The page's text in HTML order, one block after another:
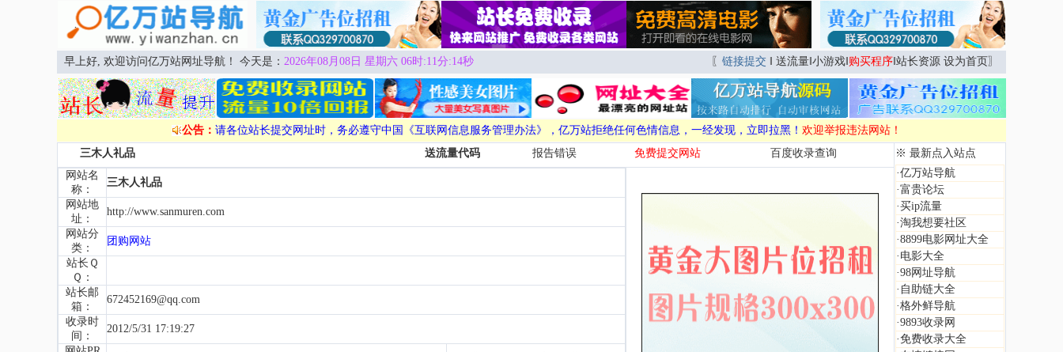
早上好, 欢迎访问亿万站网址导航！ 今天是： 2026年08月08日 星期六 06时:11分:14秒 〖 链接提交 送流量 小游戏 购买程序 站长资源 设为首页〗
公告： 请各位站长提交网址时，务必遵守中国《互联网信息服务管理办法》，亿万站拒绝任何色情信息，一经发现，立即拉黑！ 欢迎举报违法网站！
三木人礼品
送流量代码 报告错误 免费提交网站 百度收录查询
※ 最新点入站点
·亿万站导航
·富贵论坛
·买ip流量
·淘我想要社区
·8899电影网址大全
· 电影大全
·98网址导航
· 自助链大全
·格外鲜导航
·9893收录网
·免费收录大全
网站名
称：
三木人礼品
网站地
址：
http://www.sanmuren.com
网站分
类：
团购网站
站长Ｑ
Ｑ：
站长邮
箱：
672452169@qq.com
收录时
间：
2012/5/31 17:19:27